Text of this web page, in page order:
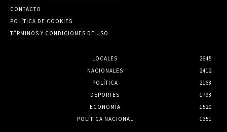
CONTACTO
POLÍTICA DE COOKIES
TÉRMINOS Y CONDICIONES DE USO
LOCALES
2645
NACIONALES
2412
POLÍTICA
2168
DEPORTES
1798
ECONOMÍA
1520
POLÍTICA NACIONAL
1351